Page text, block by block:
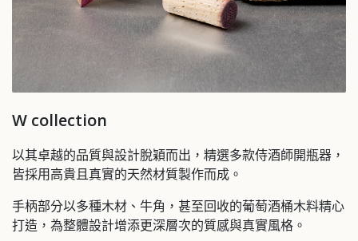
W collection
以其卓越的品質與設計脫穎而出，精選多款侍酒師開瓶器，
皆採用高貴且真實的天然材質製作而成。
手柄部分以多種木材、牛角，甚至回收的葡萄酒桶木料精心
打造，為整體設計增添更深層次的質感與真實風格。